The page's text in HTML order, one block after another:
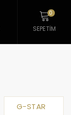
0
SEPETIM
G-STAR